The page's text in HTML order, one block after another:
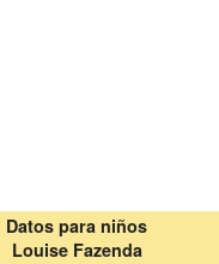
Datos para niños
Louise Fazenda